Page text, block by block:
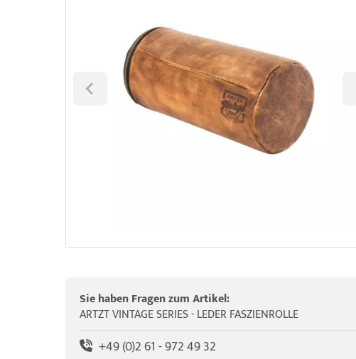
Sie haben Fragen zum Artikel:
ARTZT VINTAGE SERIES - LEDER FASZIENROLLE
+49 (0)2 61 - 972 49 32
Elasko (NEU IM SORTIMENT)